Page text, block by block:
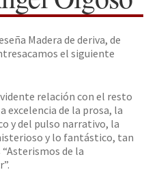
Madera de deriva, de
el siguiente
relación con el resto
excelencia de la prosa, la
y del pulso narrativo, la
y lo fantástico, tan
de la